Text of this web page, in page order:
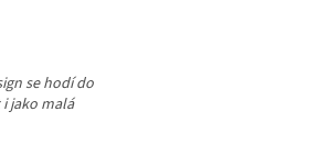
se hodí do
jako malá